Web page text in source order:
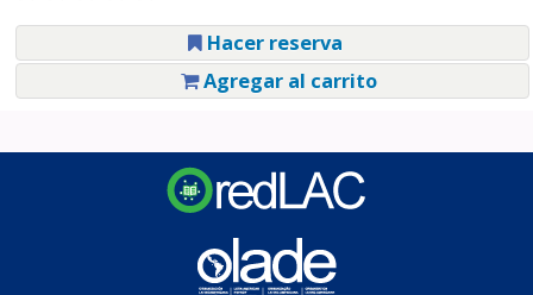
Hacer reserva
Agregar al carrito